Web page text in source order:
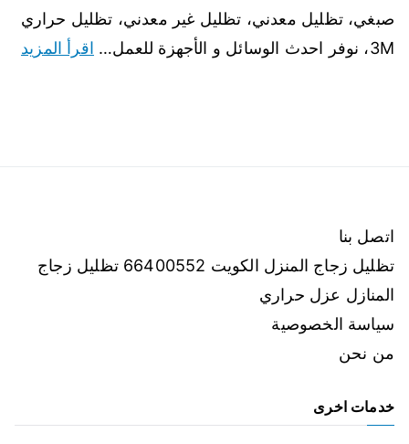
صبغي، تظليل معدني، تظليل غير معدني، تظليل حراري
3M، نوفر احدث الوسائل و الأجهزة للعمل…
اقرأ المزيد
اتصل بنا
تظليل زجاج المنزل الكويت 66400552 تظليل زجاج
المنازل عزل حراري
سياسة الخصوصية
من نحن
خدمات اخرى